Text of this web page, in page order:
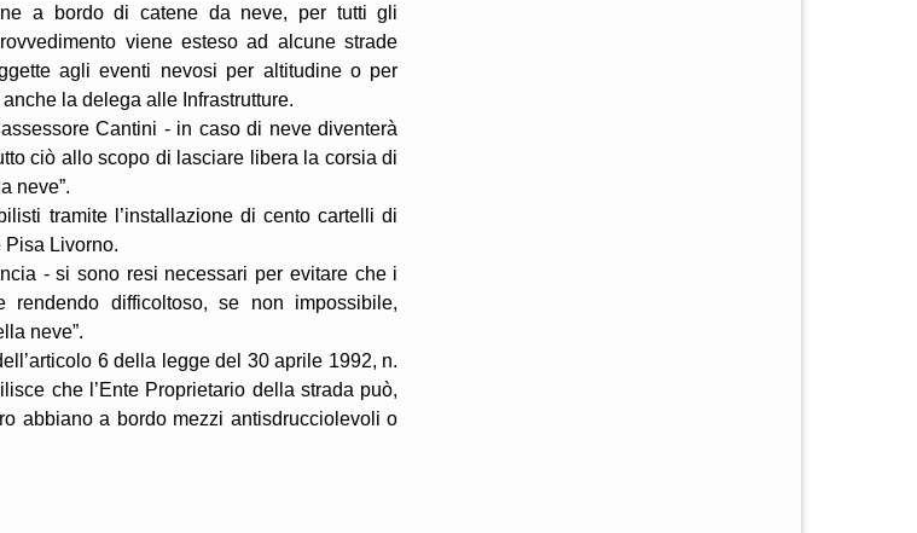
a bordo di catene da neve, per tutti gli
viene esteso ad alcune strade
agli eventi nevosi per altitudine o per
la delega alle Infrastrutture.
Cantini - in caso di neve diventerà
ciò allo scopo di lasciare libera la corsia di
neve”.
tramite l’installazione di cento cartelli di
Livorno.
- si sono resi necessari per evitare che i
difficoltoso, se non impossibile,
neve”.
6 della legge del 30 aprile 1992, n.
che l’Ente Proprietario della strada può,
abbiano a bordo mezzi antisdrucciolevoli o